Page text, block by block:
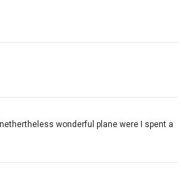
wonderful plane were I spent a